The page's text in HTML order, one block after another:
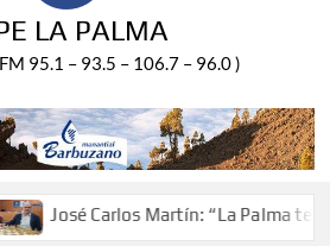
LA PALMA
95.1 – 93.5 – 106.7 – 96.0 )
José Carlos Martín: “La Palma tendrá